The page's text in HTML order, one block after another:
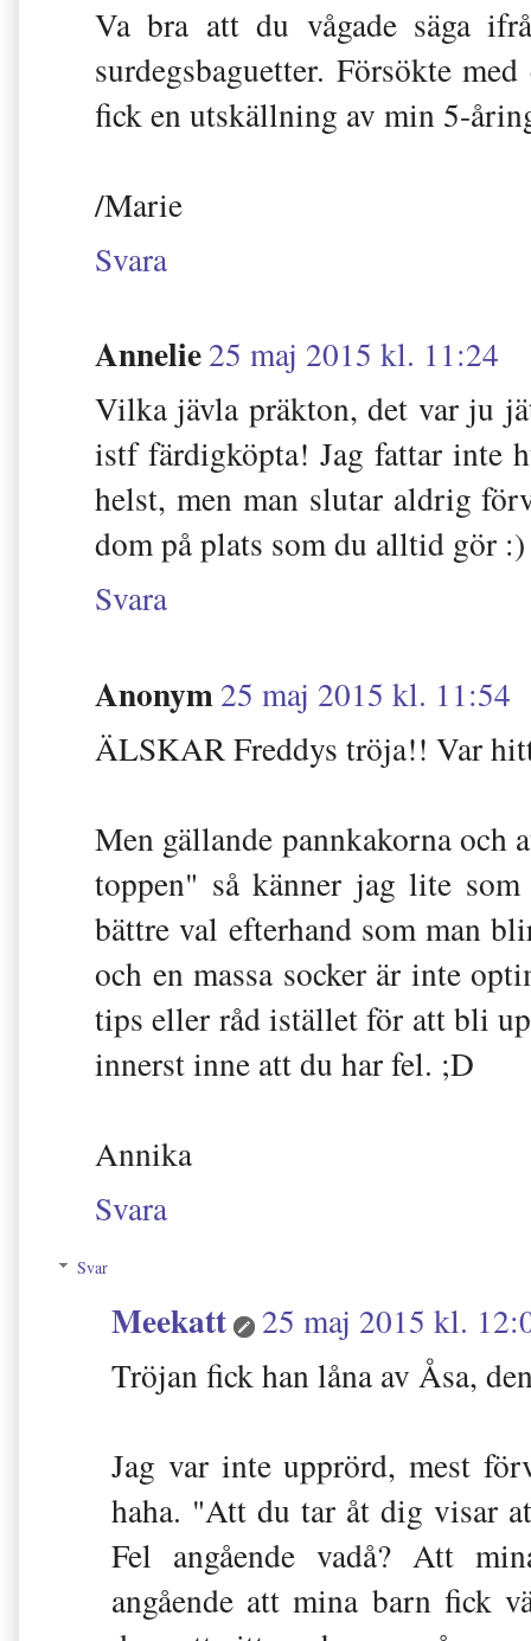
Va bra att du vågade säga
surdegsbaguetter. Försökte
fick en utskällning av min 5-
/Marie
Svara
Annelie25 maj 2015 kl. 11:24
Vilka jävla präkton, det var ju
istf färdigköpta! Jag fattar inte
helst, men man slutar aldrig
dom på plats som du alltid gör
Svara
Anonym25 maj 2015 kl. 11:54
ÄLSKAR Freddys tröja!! Var
Men gällande pannkakorna
toppen" så känner jag lite
bättre val efterhand som man
och en massa socker är inte
tips eller råd istället för att bli
innerst inne att du har fel. ;D
Annika
Svara
Svar
Meekatt
25 maj 2015 kl.
Tröjan fick han låna av Åsa,
Jag var inte upprörd, mest
haha. "Att du tar åt dig visar
Fel angående vadå? Att
angående att mina barn fick